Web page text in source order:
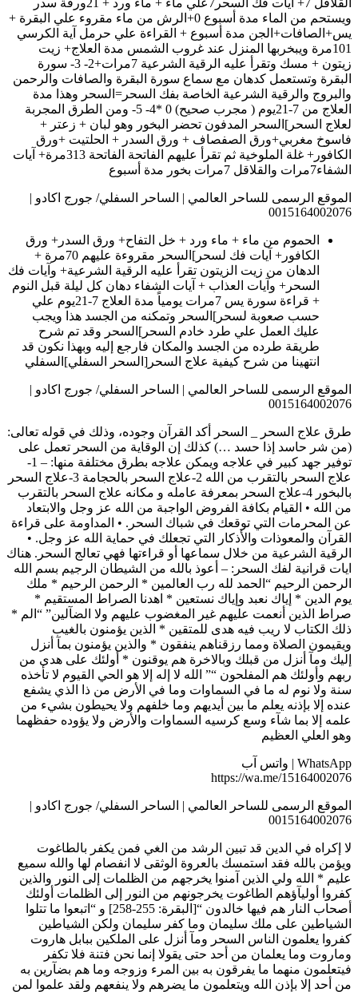
القلاقل 7+ آيات فك السحر7علي ماء + ماء ورد + 21ورقة سدر
ويستحم من الماء مدة أسبوع 0+الرش من ماء مقروء علي البقرة +
يس+الصافات+الجن مدة أسبوع + القراءة علي حرمل آية الكرسي
101مرة ويبخربها المنزل عند غروب الشمس مدة العلاج+ زيت
زيتون + مسك وتقرأ عليه الرقية الشرعية 7مرات+2- 3- سورة
البقرة وتستعمل كدهان مع سماع سورة البقرة والصافات والرحمن
والبروج والرقية الشرعية الخاصة بفك السحر=السحر وهذا مدة
العلاج من 7-21يوم ( مجرب صحيح) 0 *4- 5- ومن الطرق المجربة
لعلاج السحر]السحر المدفون تحضر البخور وهو لبان + زعتر +
فاسوخ مغربي+ورق الصفصاف + ورق السدر + الحلتيت +ورق
الكافور+ غلة الملوخية ثم تقرأ عليهم الفاتحة الفاتحة 313مرة+ آيات
الشفاء7مرات والقلاقل 7مرات بخور مدة أسبوع
الموقع الرسمى للساحر العالمي | الساحر السفلي/ جورج اكادو |
0015164002076
الحموم من ماء + ماء ورد + خل التفاح+ ورق السدر+ ورق
الكافور+ آيات فك لسحر]السحر مقروءة عليهم 70مرة +
الدهان من زيت الزيتون تقرأ عليه الرقية الشرعية+ وآيات فك
السحر+ وآيات العذاب + آيات الشفاء دهان كل ليلة قبل النوم
+ قراءة سورة يس 7مرات يومياً مدة العلاج 7-21يوم علي
حسب صعوبة لسحر]السحر وتمكنه من الجسد هذا ويجب
عليك العمل علي طرد خادم السحر]السحر وقد تم شرح
طريقة طرده من الجسد والمكان فارجع إليه وبهذا نكون قد
انتهينا من شرح كيفية علاج السحر[السحر السفلي]السفلي
الموقع الرسمى للساحر العالمي | الساحر السفلي/ جورج اكادو |
0015164002076
طرق علاج السحر _ السحر أكد القرآن وجوده، وذلك في قوله تعالى:
(من شر حاسد إذا حسد …) كذلك إن الوقاية من السحر تعمل على
توفير جهد كبير في علاجه ويمكن علاجه بطرق مختلفة منها: – 1-
علاج السحر بالتقرب من الله 2-علاج السحر بالحجامة 3-علاج السحر
بالبخور 4-علاج السحر بمعرفة عامله و مكانه علاج السحر بالتقرب
من الله • القيام بكافة الفروض الواجبة من الله عز وجل والابتعاد
عن المحرمات التي توقعك في شباك السحر. • المداومة على قراءة
القرآن والمعوذات والأذكار التي تجعلك في حماية الله عز وجل. •
الرقية الشرعية من خلال سماعها أو قراءتها فهي تعالج السحر. هناك
ايات قرانية لفك السحر: – أعوذ بالله من الشيطان الرجيم بسم الله
الرحمن الرحيم “الحمد لله رب العالمين * الرحمن الرحيم * ملك
يوم الدين * إياك نعبد وإياك نستعين * اهدنا الصراط المستقيم *
صراط الذين أنعمت عليهم غير المغضوب عليهم ولا الضآلين” “الم *
ذلك الكتاب لا ريب فيه هدى للمتقين * الذين يؤمنون بالغيب
ويقيمون الصلاة ومما رزقناهم ينفقون * والذين يؤمنون بمآ أنزل
إليك ومآ أنزل من قبلك وبالاخرة هم يوقنون * أولئك على هدى من
ربهم وأولئك هم المفلحون “” الله لا إله إلا هو الحي القيوم لا تأخذه
سنة ولا نوم له ما في السماوات وما في الأرض من ذا الذي يشفع
عنده إلا بإذنه يعلم ما بين أيديهم وما خلفهم ولا يحيطون بشيء من
علمه إلا بما شآء وسع كرسيه السماوات والأرض ولا يؤوده حفظهما
وهو العلي العظيم
WhatsApp | واتس آب
https://wa.me/15164002076
الموقع الرسمى للساحر العالمي | الساحر السفلي/ جورج اكادو |
0015164002076
لا إكراه في الدين قد تبين الرشد من الغي فمن يكفر بالطاغوت
ويؤمن بالله فقد استمسك بالعروة الوثقى لا انفصام لها والله سميع
عليم * الله ولي الذين آمنوا يخرجهم من الظلمات إلى النور والذين
كفروا أوليآؤهم الطاغوت يخرجونهم من النور إلى الظلمات أولئك
أصحاب النار هم فيها خالدون “[البقرة: 255-258] و “اتبعوا ما تتلوا
الشياطين على ملك سليمان وما كفر سليمان ولكن الشياطين
كفروا يعلمون الناس السحر ومآ أنزل على الملكين ببابل هاروت
وماروت وما يعلمان من أحد حتى يقولا إنما نحن فتنة فلا تكفر
فيتعلمون منهما ما يفرقون به بين المرء وزوجه وما هم بضآرين به
من أحد إلا بإذن الله ويتعلمون ما يضرهم ولا ينفعهم ولقد علموا لمن